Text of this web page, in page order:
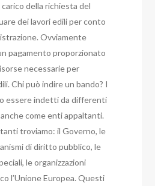
della richiesta del
dei lavori edili per conto
Ovviamente
pagamento proporzionato
necessarie per
Chi può indire un bando? I
essere indetti da differenti
come enti appaltanti.
troviamo: il Governo, le
di diritto pubblico, le
le organizzazioni
l’Unione Europea. Questi